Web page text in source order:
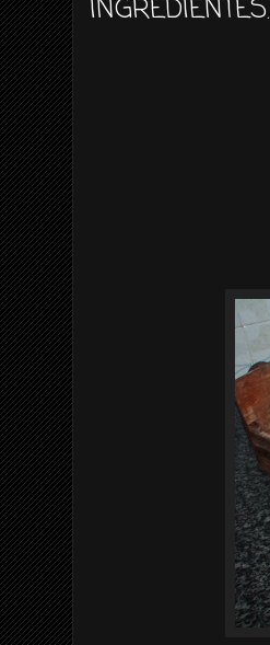
INGREDIENTES.